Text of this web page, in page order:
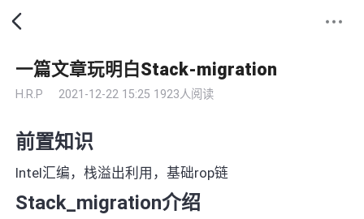
一篇文章玩明白Stack-migration
H.R.P 2021-12-22 15:25 1923人阅读
前置知识
Intel汇编，栈溢出利用，基础rop链
Stack_migration介绍